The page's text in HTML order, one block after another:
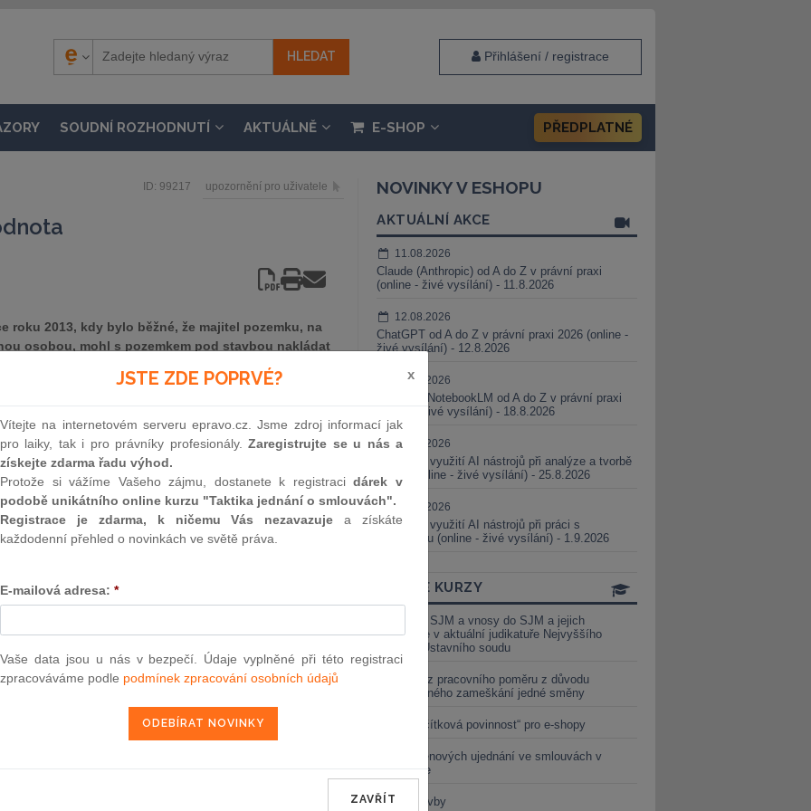
Přihlášení / registrace
SOUDNÍ ROZHODNUTÍ AKTUÁLNĚ E-SHOP PŘEDPLATNÉ
ID: 99217 upozornění pro uživatele
roku 2013, kdy bylo běžné, že majitel pozemku, na
osobou, mohl s pozemkem pod stavbou nakládat
ovšem majiteli stavby přinášelo řadu často
S přijetím nového občasného zákoníku (zákon č.
českého právního řádu vrátila zásada, podle které je
změnil pohled i na oddělené vlastnictví.
prodat jiné osobě, aniž by o tom vlastník stavby na
vlastnictví nemovitostí ošetřeno automaticky vznikem
také nemohou vznikat nová oddělená vlastnictví.
stavby na cizím pozemku možná. Jedná se o situace,
nemůže výstavbu realizovat, nechce pozemek prodat a
uskutečnit. Těch důvodů může být celá řada, od
obce a stavbě na obecním pozemku přes finanční
pozemku věnuje jiné činnosti a nemá zájem pozemek
pozemku (v mnoha případech již zmiňovaná obec)
NOVINKY V ESHOPU
AKTUÁLNÍ AKCE
11.08.2026
Claude (Anthropic) od A do Z v právní praxi
(online - živé vysílání) - 11.8.2026
12.08.2026
ChatGPT od A do Z v právní praxi 2026 (online -
živé vysílání) - 12.8.2026
18.08.2026
Gemini a NotebookLM od A do Z v právní praxi
(online - živé vysílání) - 18.8.2026
25.08.2026
Praktické využití AI nástrojů při analýze a tvorbě
smluv (online - živé vysílání) - 25.8.2026
01.09.2026
Praktické využití AI nástrojů při práci s
judikaturou (online - živé vysílání) - 1.9.2026
ONLINE KURZY
Vnosy ze SJM a vnosy do SJM a jejich
valorizace v aktuální judikatuře Nejvyššího
soudu a Ústavního soudu
Výpověď z pracovního poměru z důvodu
neomluveného zameškání jedné směny
Nová „tlačítková povinnost“ pro e-shopy
Změna cenových ujednání ve smlouvách v
energetice
Černé stavby
JSTE ZDE POPRVÉ? x
Vítejte na internetovém serveru epravo.cz. Jsme zdroj informací jak
pro laiky, tak i pro právníky profesionály.Zaregistrujte se u nás a
získejte zdarma řadu výhod.
Protože si vážíme Vašeho zájmu, dostanete k registracidárek v
podobě unikátního online kurzu "Taktika jednání o smlouvách".
Registrace je zdarma, k ničemu Vás nezavazuje a získáte
každodenní přehled o novinkách ve světě práva.
E-mailová adresa: *
Vaše data jsou u nás v bezpečí. Údaje vyplněné při této registraci
zpracováváme podle podmínek zpracování osobních údajů
ZAVŘÍT